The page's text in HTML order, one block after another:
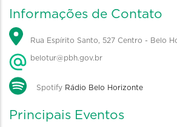
Informações de Contato
Rua Espírito Santo, 527 Centro - Belo
belotur@pbh.gov.br
Spotify Rádio Belo Horizonte
Principais Eventos